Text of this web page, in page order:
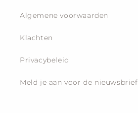
Algemene voorwaarden
Klachten
Privacybeleid
Meld je aan voor de nieuwsbrief